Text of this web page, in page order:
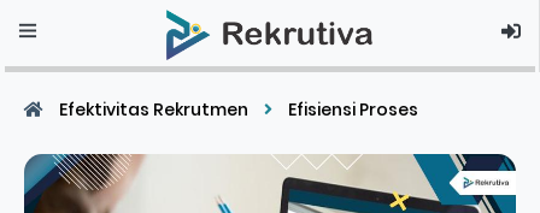
Efektivitas Rekrutmen Efisiensi Proses